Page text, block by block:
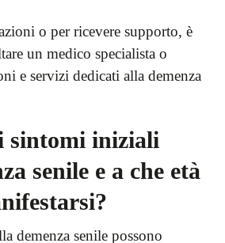
o per ricevere supporto, è
un medico specialista o
e servizi dedicati alla demenza
sintomi iniziali
senile e a che età
demenza senile possono